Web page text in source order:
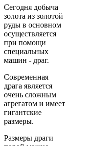
Сегодня добыча
золота из золотой
руды в основном
осуществляется
при помощи
специальных
машин - драг.
Современная
драга является
очень сложным
агрегатом и имеет
гигантские
размеры.
Размеры драги